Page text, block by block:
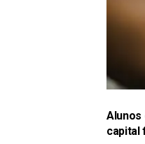
Alunos
capital